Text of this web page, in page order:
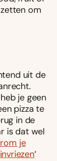
om
uit de
je geen
pizza te
in de
is dat wel
je
‘